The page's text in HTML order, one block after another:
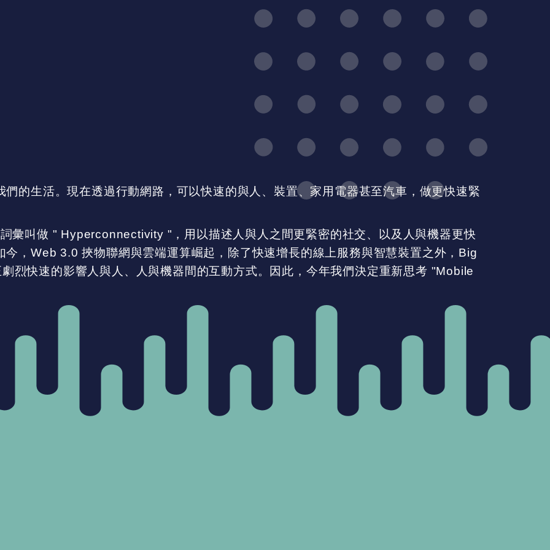
的生活。現在透過行動網路，可以快速的與人、裝置、家用電器甚至汽車，做更快速緊
彙叫做 " Hyperconnectivity "，⽤以描述⼈與⼈之間更緊密的社交、以及⼈與機器更快
，Web 3.0 挾物聯網與雲端運算崛起，除了快速增長的線上服務與智慧裝置之外，Big
烈快速的影響人與人、人與機器間的互動方式。因此，今年我們決定重新思考 "Mobile